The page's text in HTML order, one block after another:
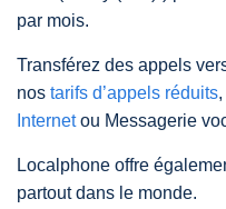
par mois.
Transférez des appels
nos tarifs d’appels réduits
Internetou Messagerie
Localphone offre
partout dans le monde.